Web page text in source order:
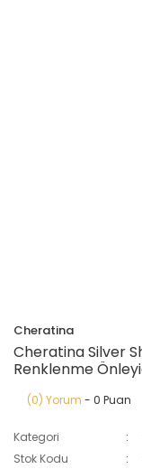
Cheratina
Cheratina Silver
Renklenme
(0) Yorum - 0 Puan
Kategori
Stok Kodu